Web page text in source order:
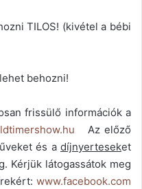
TILOS! (kivétel a bébi
behozni!
frissülő információk a
Az előző
és a díjnyerteseket
Kérjük látogassátok meg
www.facebook.com